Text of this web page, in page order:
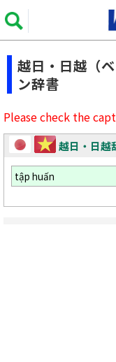
越日・日越（
ン辞書
Please check the
越日・日